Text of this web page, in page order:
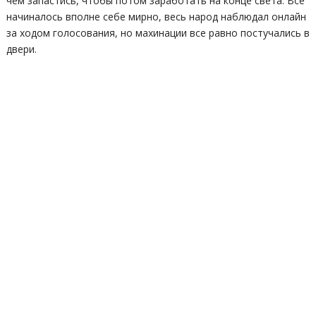
начиналось вполне себе мирно, весь народ наблюдал онлайн
за ходом голосования, но махинации все равно постучались в
двери.